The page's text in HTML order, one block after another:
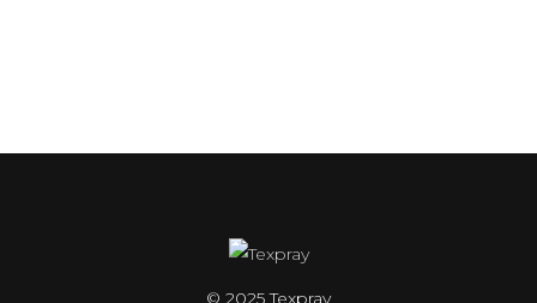
© 2025 Texpray